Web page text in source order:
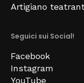
Artigiano
Seguici sui Social!
Facebook
Instagram
YouTube